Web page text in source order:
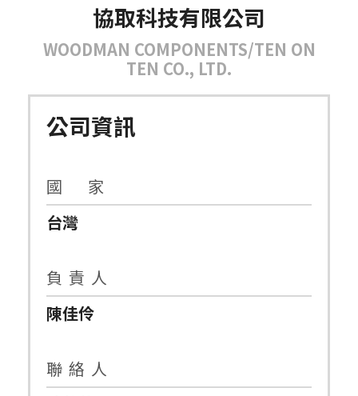
協取科技有限公司
WOODMAN COMPONENTS/TEN ON
TEN CO., LTD.
公司資訊
國 家
台灣
負 責 人
陳佳伶
聯 絡 人